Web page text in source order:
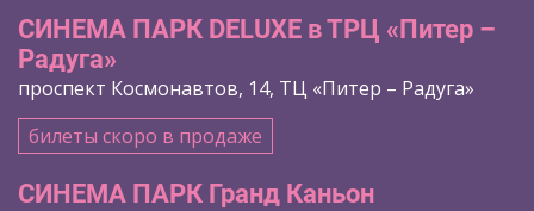
СИНЕМА ПАРК DELUXE в ТРЦ «Питер –
Радуга»
проспект Космонавтов, 14, ТЦ «Питер – Радуга»
билеты скоро в продаже
СИНЕМА ПАРК Гранд Каньон